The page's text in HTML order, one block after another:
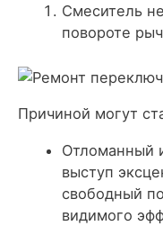
Смеситель
повороте
Причиной могут
Отломанный
выступ
свободный
видимого